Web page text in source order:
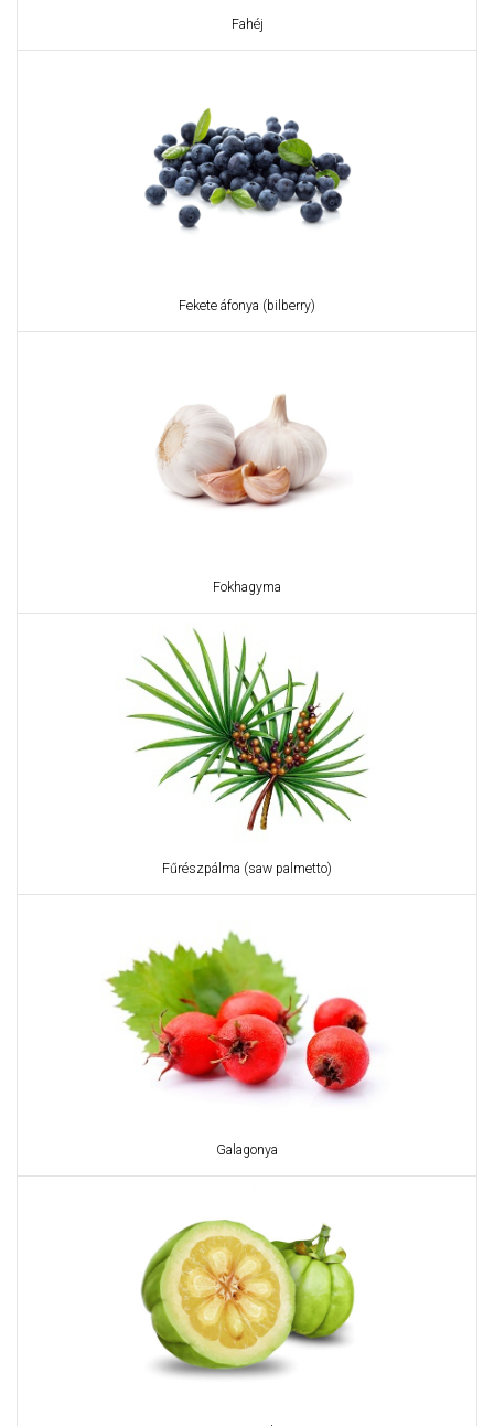
Fahéj
Fekete áfonya (bilberry)
Fokhagyma
Fűrészpálma (saw palmetto)
Galagonya